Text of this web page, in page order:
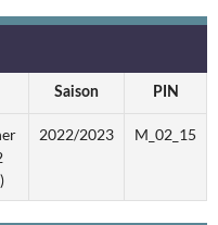
Saison PIN
2022/2023 M_02_15